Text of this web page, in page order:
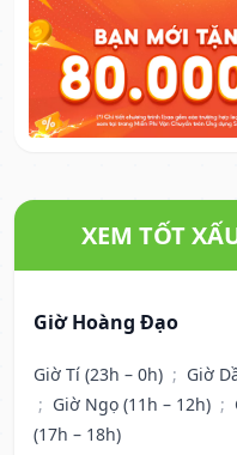
XEM TỐT
Giờ Hoàng Đạo
Giờ Tí (23h – 0h) ; Giờ
; Giờ Ngọ (11h – 12h) ;
(17h – 18h)